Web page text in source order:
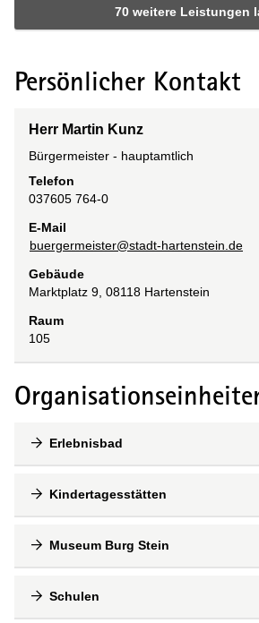
70 weitere Leistungen
Persönlicher Kontakt
Herr Martin Kunz
Bürgermeister - hauptamtlich
Telefon
037605 764-0
E-Mail
buergermeister@stadt-hartenstein.de
Gebäude
Marktplatz 9, 08118 Hartenstein
Raum
105
Erlebnisbad
Kindertagesstätten
Museum Burg Stein
Schulen